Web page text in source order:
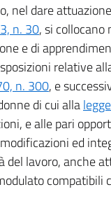
nel dare
n. 30, si
e di
relative
n. 300, e
di cui alla
e alle pari
ed
del lavoro, anche
compatibili